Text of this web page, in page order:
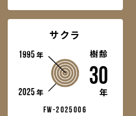
サクラ
1995年
2025年
樹齢
30
年
fw-2025006